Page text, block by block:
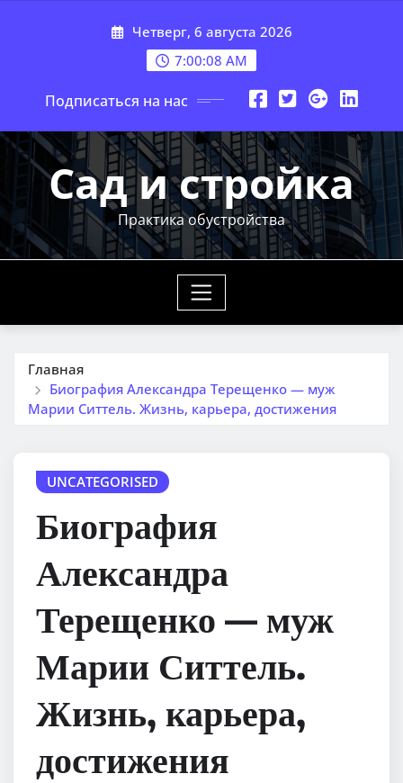
Четверг, 6 августа 2026
7:00:09 AM
Подписаться на нас
Сад и стройка
Практика обустройства
Главная
Биография Александра Терещенко — муж
Марии Ситтель. Жизнь, карьера, достижения
UNCATEGORISED
Биография
Александра
Терещенко — муж
Марии Ситтель.
Жизнь, карьера,
достижения